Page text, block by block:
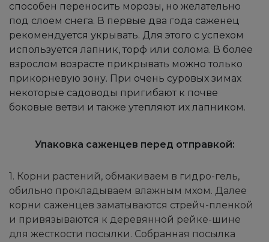
способен переносить морозы, но желательно
под слоем снега. В первые два года саженец
рекомендуется укрывать. Для этого с успехом
используется лапник, торф или солома. В более
взрослом возрасте прикрывать можно только
прикорневую зону. При очень суровых зимах
некоторые садоводы пригибают к почве
боковые ветви и также утепляют их лапником.
Упаковка саженцев перед отправкой:
1. Корни растений, обмакиваем в гидро-гель,
обильно прокладываем влажным мхом. Далее
корни саженцев заматываются стрейч-пленкой
и привязываются к деревянной рейке-шине
для жесткости посылки. Собранная посылка